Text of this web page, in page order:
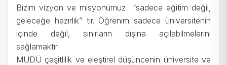
Bizim vizyon ve misyonumuz “sadece eğitim değil,
geleceğe hazırlık” tır. Öğrenim sadece üniversitenin
içinde değil, sınırların dışına açılabilmelerini
sağlamaktır.
MUDÜ çeşitlilik ve eleştirel düşüncenin üniversite ve